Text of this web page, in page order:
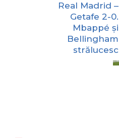
Real Madrid –
Getafe 2-0.
Mbappé și
Bellingham
strălucesc